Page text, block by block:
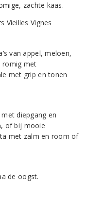
zachte kaas.
van appel, meloen,
romig met
met grip en tonen
diepgang en
of bij mooie
met zalm en room of
de oogst.